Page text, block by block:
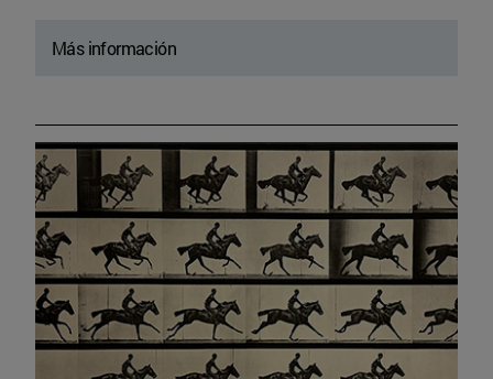
Más información